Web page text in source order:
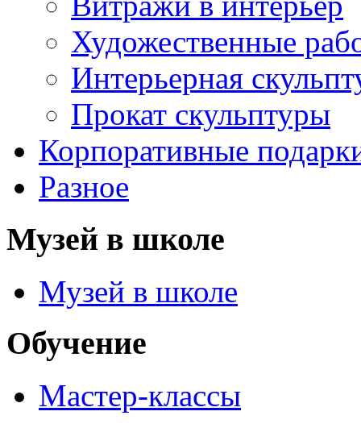
Художественные
Интерьерная
Прокат скульптуры
Корпоративные
Разное
Музей в школе
Музей в школе
Обучение
Мастер-классы